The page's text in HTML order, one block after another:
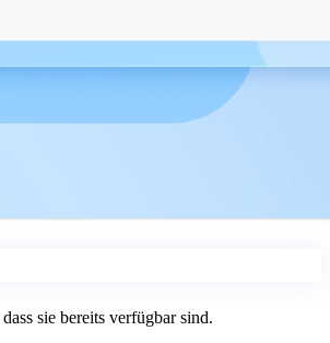
sie bereits verfügbar sind.